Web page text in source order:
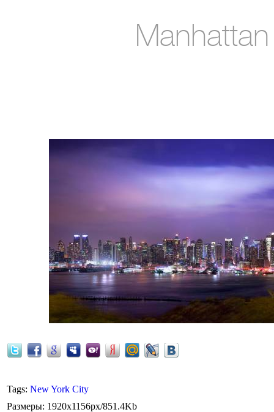
Manhattan
Tags: New York City
Размеры: 1920x1156px/851.4Kb